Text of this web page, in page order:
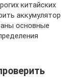
китайских
аккумулятор
основные